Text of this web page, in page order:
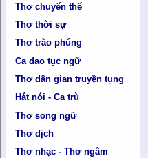
Thơ chuyển thể
Thơ thời sự
Thơ trào phúng
Ca dao tục ngữ
Thơ dân gian truyền tụng
Hát nói - Ca trù
Thơ song ngữ
Thơ dịch
Thơ nhạc - Thơ ngâm